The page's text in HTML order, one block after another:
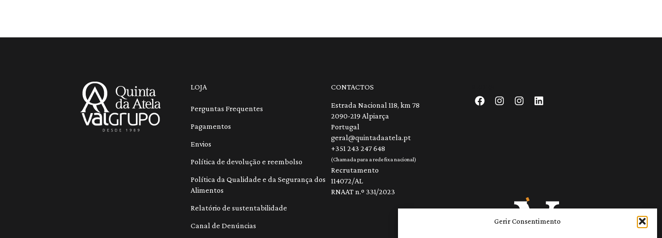
Gerir Consentimento
LOJA
Perguntas Frequentes
Pagamentos
Envios
Política de devolução e reembolso
Política da Qualidade e da Segurança dos
Alimentos
Relatório de sustentabilidade
Canal de Denúncias
CONTACTOS
Estrada Nacional 118, km 78
2090-219 Alpiarça
Portugal
geral@quintadaatela.pt
+351 243 247 648
(Chamada para a rede fixa nacional)
Recrutamento
114072/AL
RNAAT n.º 331/2023